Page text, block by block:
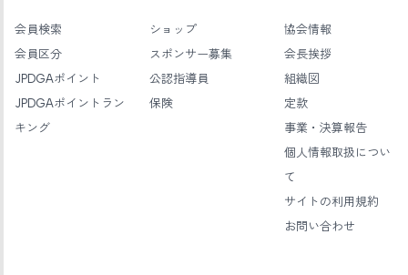
会員検索
会員区分
JPDGAポイント
JPDGAポイントラン
キング
ショップ
スポンサー募集
公認指導員
保険
協会情報
会長挨拶
組織図
定款
事業・決算報告
個人情報取扱につい
て
サイトの利用規約
お問い合わせ